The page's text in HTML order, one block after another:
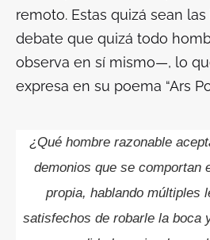
remoto. Estas quizá sean
debate que quizá todo
observa en sí mismo—, lo
expresa en su poema “Ars
¿Qué hombre razonable
demonios que se comportan
propia, hablando múltiples
satisfechos de robarle la boca